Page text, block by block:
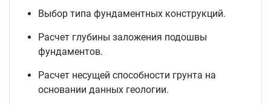
Выбор типа фундаментных конструкций.
Расчет глубины заложения подошвы
фундаментов.
Расчет несущей способности грунта на
основании данных геологии.